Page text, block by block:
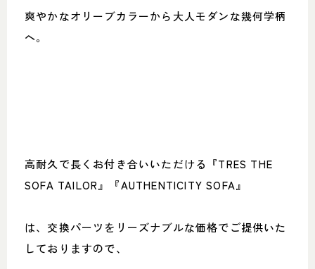
爽やかなオリーブカラーから大人モダンな幾何学柄
へ。
高耐久で長くお付き合いいただける『TRES THE
SOFA TAILOR』『AUTHENTICITY SOFA』
は、交換パーツをリーズナブルな価格でご提供いた
しておりますので、